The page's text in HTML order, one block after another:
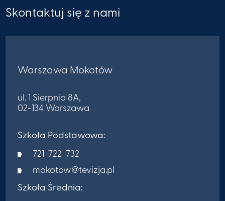
Skontaktuj się z nami
Warszawa Mokotów
ul. 1 Sierpnia 8A,
02-134 Warszawa
Szkoła Podstawowa:
721-722-732
mokotow@tevizja.pl
Szkoła Średnia: